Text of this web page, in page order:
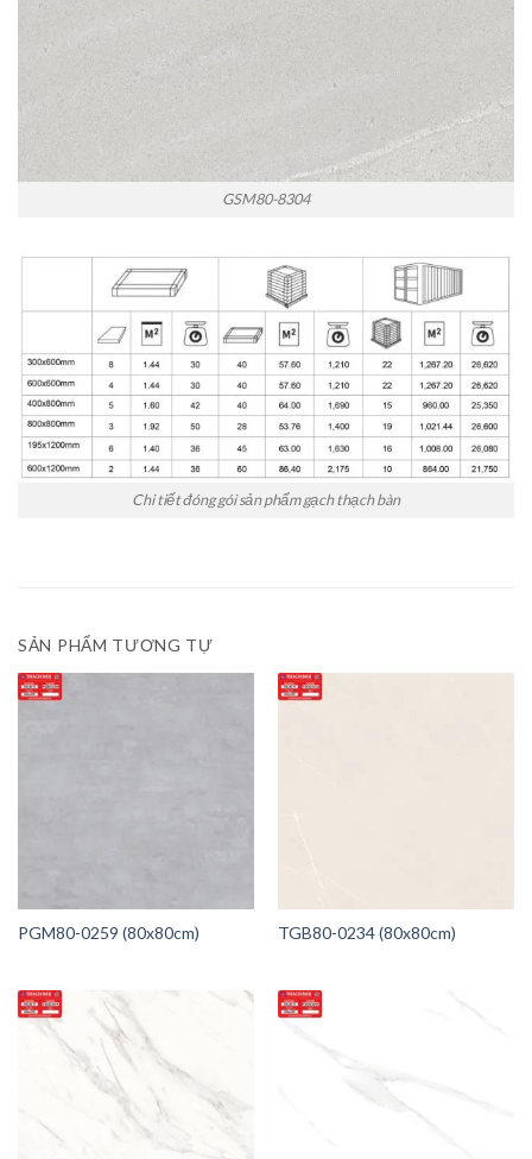
GSM80-8304
Chi tiết đóng gói sản phẩm gạch thạch bàn
SẢN PHẨM TƯƠNG TỰ
PGM80-0259 (80x80cm) TGB80-0234 (80x80cm)